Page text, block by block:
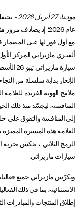
مودينا، 27 أبريل 2026 –
عام 2026؛ إذ يصادف مرور
ألفييري مازيراتي المركز
الإنجاز بداية سلسلة من
ملامح الهوية الفريدة
المنافسة، ليجسّد منذ ذلك
إلى المنافسة والتفوق على
العلامة هذه المسيرة
الرمح الثلاثي"، تعكس تجربة
سيارات مازيراتي.
الاستثنائية، بما في ذلك
إطلاق المنتجات والمبادرات